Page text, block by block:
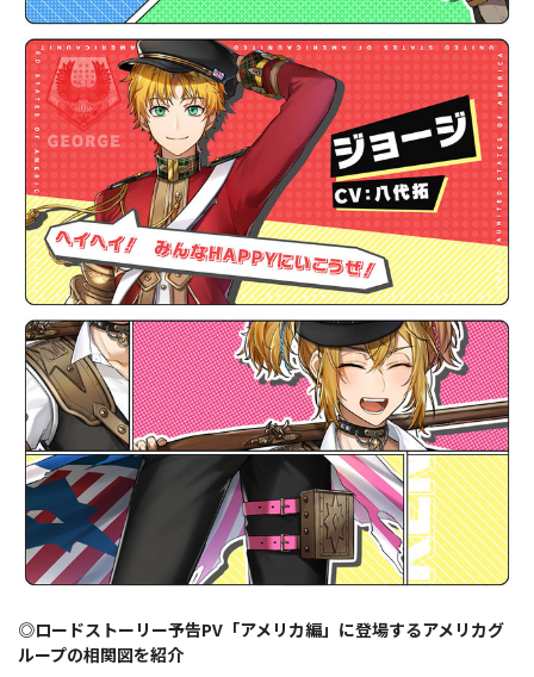
◎ロードストーリー予告PV「アメリカ編」に登場するアメリカグ
ループの相関図を紹介